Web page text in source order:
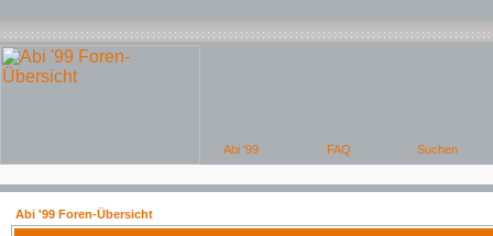
Abi '99 Foren-Übersicht